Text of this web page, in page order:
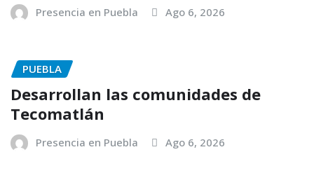
Presencia en Puebla Ago 6, 2026
PUEBLA
Desarrollan las comunidades de
Tecomatlán
Presencia en Puebla Ago 6, 2026